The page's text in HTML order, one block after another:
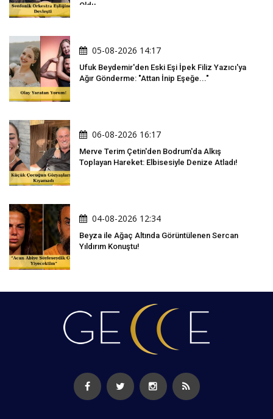
Oldu
05-08-2026 14:17
Ufuk Beydemir'den Eski Eşi İpek Filiz Yazıcı'ya
Ağır Gönderme: "Attan İnip Eşeğe..."
06-08-2026 16:17
Merve Terim Çetin'den Bodrum'da Alkış
Toplayan Hareket: Elbisesiyle Denize Atladı!
04-08-2026 12:34
Beyza ile Ağaç Altında Görüntülenen Sercan
Yıldırım Konuştu!